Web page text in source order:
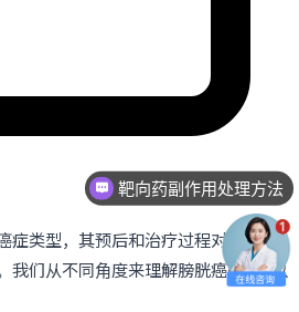
症类型，其预后和治疗过程对患者来
我们从不同角度来理解膀胱癌的“善”以
靶向药副作用处理方法